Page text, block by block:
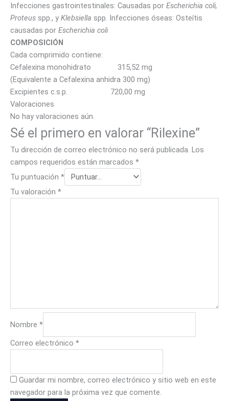
Infecciones gastrointestinales: Causadas por Escherichia coli,
Proteus spp., y Klebsiella spp. Infecciones óseas: Osteítis
causadas por Escherichia coli
COMPOSICIÓN
Cada comprimido contiene:
Cefalexina monohidrato 315,52 mg
(Equivalente a Cefalexina anhidra 300 mg)
Excipientes c.s.p. 720,00 mg
Valoraciones
No hay valoraciones aún.
Sé el primero en valorar “Rilexine”
Tu dirección de correo electrónico no será publicada. Los
campos requeridos están marcados *
Tu puntuación *
Tu valoración *
Nombre *
Correo electrónico *
Guardar mi nombre, correo electrónico y sitio web en este
navegador para la próxima vez que comente.